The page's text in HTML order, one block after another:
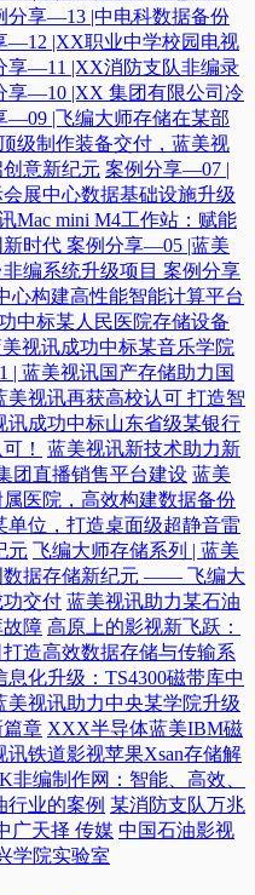
分享—13 |中电科数据备份
—12 |XX职业中学校园电视
享—11 |XX消防支队非编录
享—10 |XX 集团有限公司冷
—09 |飞编大师存储在某部
级制作装备交付，蓝美视
意新纪元 案例分享—07 |
展中心数据基础设施升级
Mac mini M4工作站：赋能
时代​ 案例分享—05 |蓝美
编系统升级项目​ 案例分享
构建高性能智能计算平台​
中标某人民医院存储设备
视讯成功中标某音乐学院
| 蓝美视讯国产存储助力国
美视讯再获高校认可 打造智
讯成功中标山东省级某银行
！
蓝美视讯新技术助力新
直播销售平台建设 蓝美
医院，高效构建数据备份
单位，打造桌面级超静音雷
元 飞编大师存储系列 | 蓝美
数据存储新纪元 —— 飞编大
交付 蓝美视讯助力某石油
障 高原上的影视新飞跃：
造高效数据存储与传输系
化升级：TS4300磁带库中
美视讯助力中央某学院升级
章 XXX半导体蓝美IBM磁
讯铁道影视苹果Xsan存储解
非编制作网：智能、高效、
行业的案例 某消防支队万兆
广天择 传媒 中国石油影视
学院实验室